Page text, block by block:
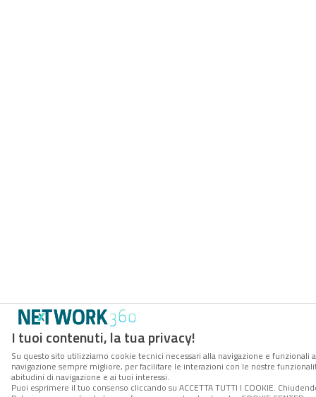
I tuoi contenuti, la tua privacy!
Su questo sito utilizziamo cookie tecnici necessari alla navigazione e
navigazione sempre migliore, per facilitare le interazioni con le nostre
abitudini di navigazione e ai tuoi interessi.
Puoi esprimere il tuo consenso cliccando su ACCETTA TUTTI I COOKIE.